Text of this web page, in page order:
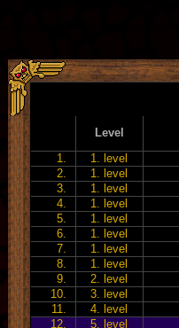
Level
1.
1. level
2.
1. level
3.
1. level
4.
1. level
5.
1. level
6.
1. level
7.
1. level
8.
1. level
9.
2. level
10.
3. level
11.
4. level
12.
5. level